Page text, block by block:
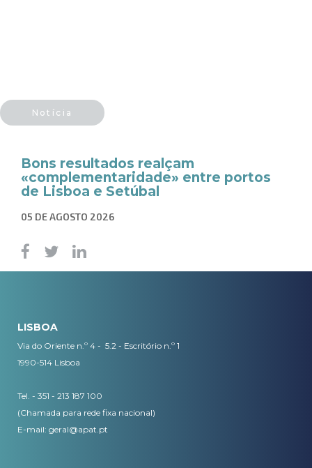
Notícia
Bons resultados realçam
«complementaridade» entre portos
de Lisboa e Setúbal
05 DE AGOSTO 2026
LISBOA
Via do Oriente n.º 4 - 5.2 - Escritório n.º 1
1990-514 Lisboa
Tel. - 351 - 213 187 100
(Chamada para rede fixa nacional)
E-mail: geral@apat.pt